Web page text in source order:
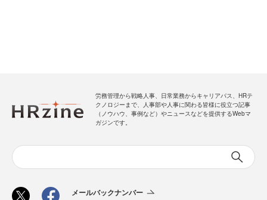
労務管理から戦略人事、日常業務からキャリアパス、HRテ
クノロジーまで、人事部や人事に関わる皆様に役立つ記事
（ノウハウ、事例など）やニュースなどを提供するWebマ
ガジンです。
メールバックナンバー